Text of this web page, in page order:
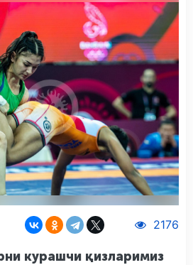
2176
курашчи қизларимиз